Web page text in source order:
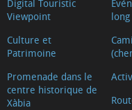
Multi-
services
Digital Touristic
Viewpoint
Culture et
Patrimoine
Promenade dans le
centre historique de
Xàbia